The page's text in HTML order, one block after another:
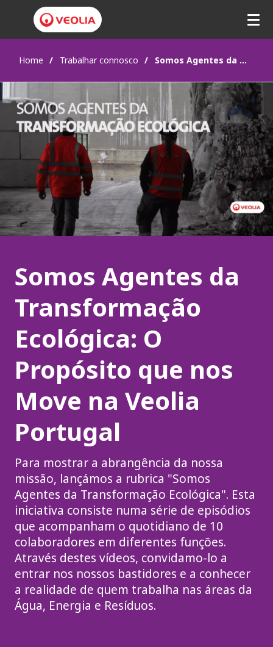
Home Trabalhar connosco Somos Agentes da Transformação Ecológica
Somos Agentes da
Transformação
Ecológica: O
Propósito que nos
Move na Veolia
Portugal
Para mostrar a abrangência da nossa
missão, lançámos a rubrica "Somos
Agentes da Transformação Ecológica". Esta
iniciativa consiste numa série de episódios
que acompanham o quotidiano de 10
colaboradores em diferentes funções.
Através destes vídeos, convidamo-lo a
entrar nos nossos bastidores e a conhecer
a realidade de quem trabalha nas áreas da
Água, Energia e Resíduos.